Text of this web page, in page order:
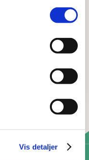
Vis detaljer